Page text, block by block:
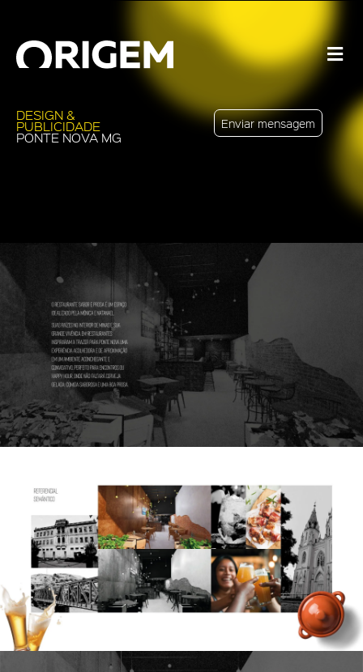
DESIGN &
PUBLICIDADE
PONTE NOVA MG
Enviar mensagem